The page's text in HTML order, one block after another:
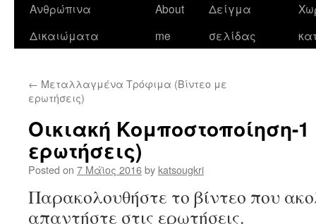
Ανθρώπινα
Δικαιώματα
About
me
Δείγμα
σελίδας
← Μεταλλαγμένα Τρόφιμα (Βίντεο με
ερωτήσεις)
Οικιακή Κομποστοποίηση-1
ερωτήσεις)
Posted on 7 Μάϊος 2016by katsougkri
Παρακολουθήστε το βίντεο που
απαντήστε στις ερωτήσεις.